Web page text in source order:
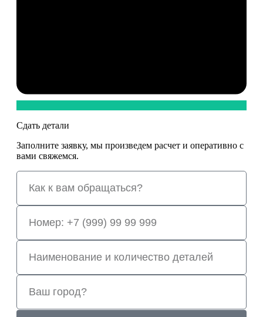
Сдать детали
Заполните заявку, мы произведем расчет и оперативно с
вами свяжемся.